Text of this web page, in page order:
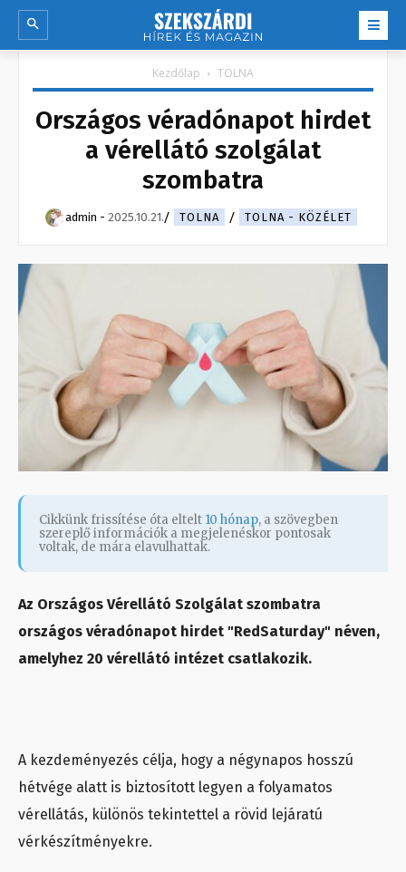
Kezdőlap TOLNA
Országos véradónapot hirdet
a vérellátó szolgálat
szombatra
admin - 2025.10.21. TOLNA TOLNA - KÖZÉLET
Cikkünk frissítése óta eltelt 10 hónap, a szövegben
szereplő információk a megjelenéskor pontosak
voltak, de mára elavulhattak.
Az Országos Vérellátó Szolgálat szombatra
országos véradónapot hirdet "RedSaturday" néven,
amelyhez 20 vérellátó intézet csatlakozik.
A kezdeményezés célja, hogy a négynapos hosszú
hétvége alatt is biztosított legyen a folyamatos
vérellátás, különös tekintettel a rövid lejáratú
vérkészítményekre.